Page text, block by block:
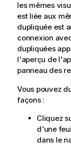
les mêmes
est liée aux
dupliquée est
connexion
dupliquées
l'aperçu de
panneau des
Vous pouvez
façons :
Cliquez
d'une
dans le